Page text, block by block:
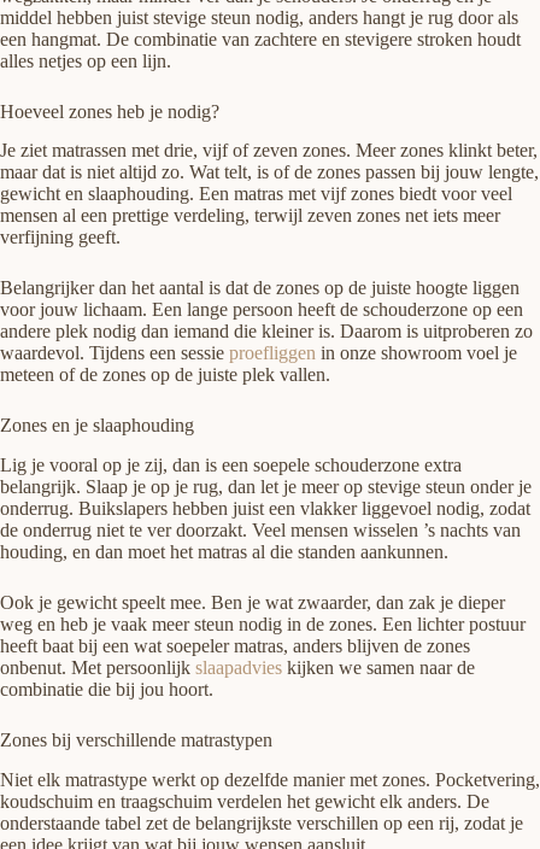
middel hebben juist stevige steun nodig, anders hangt je rug door als
een hangmat. De combinatie van zachtere en stevigere stroken houdt
alles netjes op een lijn.
Hoeveel zones heb je nodig?
Je ziet matrassen met drie, vijf of zeven zones. Meer zones klinkt beter,
maar dat is niet altijd zo. Wat telt, is of de zones passen bij jouw lengte,
gewicht en slaaphouding. Een matras met vijf zones biedt voor veel
mensen al een prettige verdeling, terwijl zeven zones net iets meer
verfijning geeft.
Belangrijker dan het aantal is dat de zones op de juiste hoogte liggen
voor jouw lichaam. Een lange persoon heeft de schouderzone op een
andere plek nodig dan iemand die kleiner is. Daarom is uitproberen zo
waardevol. Tijdens een sessie proefliggen in onze showroom voel je
meteen of de zones op de juiste plek vallen.
Zones en je slaaphouding
Lig je vooral op je zij, dan is een soepele schouderzone extra
belangrijk. Slaap je op je rug, dan let je meer op stevige steun onder je
onderrug. Buikslapers hebben juist een vlakker liggevoel nodig, zodat
de onderrug niet te ver doorzakt. Veel mensen wisselen ’s nachts van
houding, en dan moet het matras al die standen aankunnen.
Ook je gewicht speelt mee. Ben je wat zwaarder, dan zak je dieper
weg en heb je vaak meer steun nodig in de zones. Een lichter postuur
heeft baat bij een wat soepeler matras, anders blijven de zones
onbenut. Met persoonlijk slaapadvies kijken we samen naar de
combinatie die bij jou hoort.
Zones bij verschillende matrastypen
Niet elk matrastype werkt op dezelfde manier met zones. Pocketvering,
koudschuim en traagschuim verdelen het gewicht elk anders. De
onderstaande tabel zet de belangrijkste verschillen op een rij, zodat je
een idee krijgt van wat bij jouw wensen aansluit.